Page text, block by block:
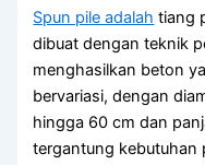
Spun pile adalah tiang
dibuat dengan teknik
menghasilkan beton
bervariasi, dengan
hingga 60 cm dan
tergantung kebutuhan